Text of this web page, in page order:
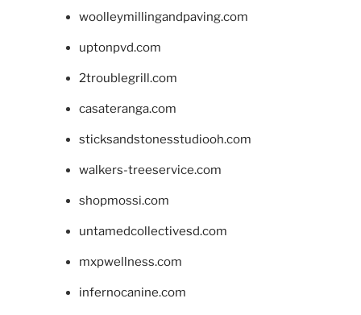
woolleymillingandpaving.com
uptonpvd.com
2troublegrill.com
casateranga.com
sticksandstonesstudiooh.com
walkers-treeservice.com
shopmossi.com
untamedcollectivesd.com
mxpwellness.com
infernocanine.com